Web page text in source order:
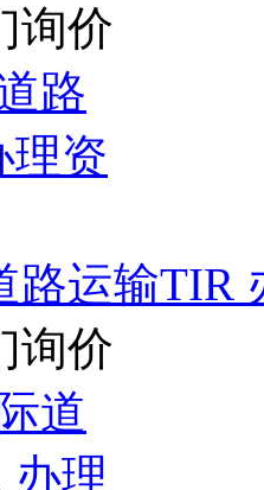
询价
路运输TIR
询价